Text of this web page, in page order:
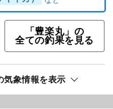
「豊楽丸」の
全ての釣果を見る
気象情報を表示